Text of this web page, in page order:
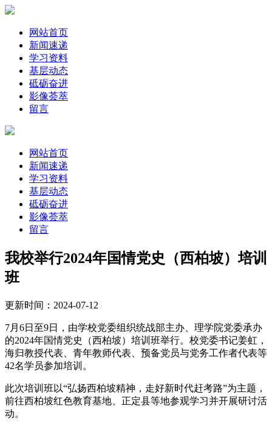
网站首页
新闻速递
学习资料
基层动态
砥砺奋进
影像荟萃
留言
网站首页
新闻速递
学习资料
基层动态
砥砺奋进
影像荟萃
留言
我校举行2024年国情党史（西柏坡）培训
班
更新时间：2024-07-12
7月6日至9日，由学校党委组织统战部主办、理学院党委承办
的2024年国情党史（西柏坡）培训班举行。校党委书记姜虹，
海归教授代表、青年教师代表、预备党员与党务工作者代表等
42名学员参加培训。
此次培训班以“弘扬西柏坡精神，走好新时代赶考路”为主题，
前往西柏坡红色教育基地、正定县等地参观学习并开展研讨活
动。